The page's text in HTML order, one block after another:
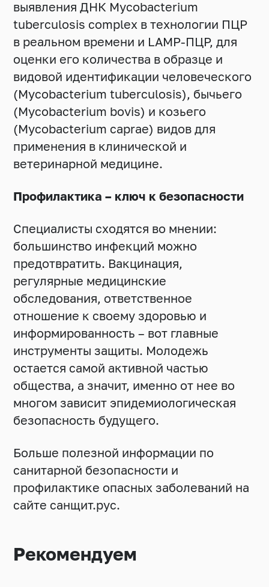
выявления ДНК Mycobacterium
tuberculosis complex в технологии ПЦР
в реальном времени и LAMP-ПЦР, для
оценки его количества в образце и
видовой идентификации человеческого
(Mycobacterium tuberculosis), бычьего
(Mycobacterium bovis) и козьего
(Mycobacterium caprae) видов для
применения в клинической и
ветеринарной медицине.
Профилактика – ключ к безопасности
Специалисты сходятся во мнении:
большинство инфекций можно
предотвратить. Вакцинация,
регулярные медицинские
обследования, ответственное
отношение к своему здоровью и
информированность – вот главные
инструменты защиты. Молодежь
остается самой активной частью
общества, а значит, именно от нее во
многом зависит эпидемиологическая
безопасность будущего.
Больше полезной информации по
санитарной безопасности и
профилактике опасных заболеваний на
сайте санщит.рус.
Рекомендуем